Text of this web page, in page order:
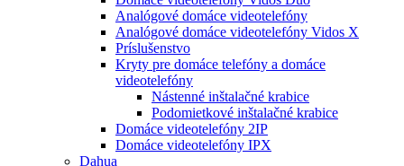
Analógové domáce videotelefóny
Analógové domáce videotelefóny Vidos X
Príslušenstvo
Kryty pre domáce telefóny a domáce
videotelefóny
Nástenné inštalačné krabice
Podomietkové inštalačné krabice
Domáce videotelefóny 2IP
Domáce videotelefóny IPX
Dahua